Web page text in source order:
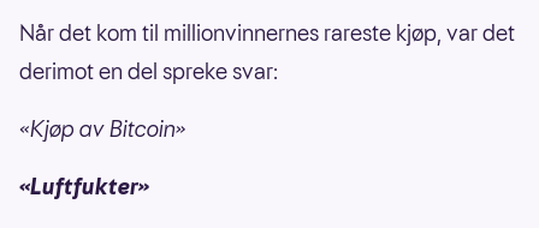
Når det kom til millionvinnernes rareste kjøp, var det
derimot en del spreke svar:
«Kjøp av Bitcoin»
«Luftfukter»